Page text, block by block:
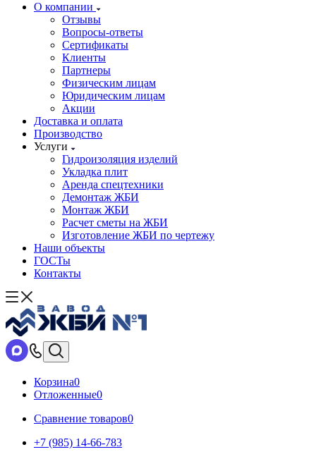
О компании
Отзывы
Вопросы-ответы
Сертификаты
Клиенты
Партнеры
Физическим лицам
Юридическим лицам
Акции
Доставка и оплата
Производство
Услуги
Гидроизоляция изделий
Укладка плит
Аренда спецтехники
Демонтаж ЖБИ
Монтаж ЖБИ
Расчет сметы на ЖБИ
Изготовление ЖБИ по чертежу
Наши объекты
ГОСТы
Контакты
Корзина0
Отложенные0
Сравнение товаров0
+7 (985) 14-66-783